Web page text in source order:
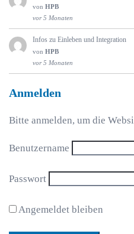
von HPB
vor 5 Monaten
Infos zu Einleben und Integration
von HPB
vor 5 Monaten
Anmelden
Bitte anmelden, um die
Benutzername
Passwort
Angemeldet bleiben